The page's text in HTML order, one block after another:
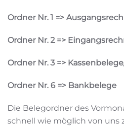
Ordner Nr. 1 =>
Ordner Nr. 2 =>
Ordner Nr. 3 =>
Ordner Nr. 6 => Bankbelege
Die Belegordner des
schnell wie möglich von uns